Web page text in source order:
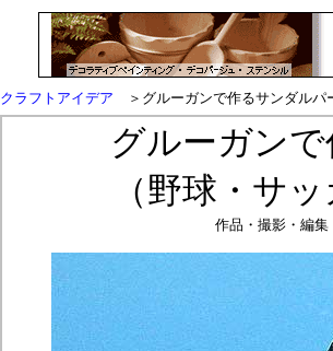
クラフトアイデア ＞グルーガンで作るサンダルパ
グルーガン
（野球・サ
作品・撮影・編集